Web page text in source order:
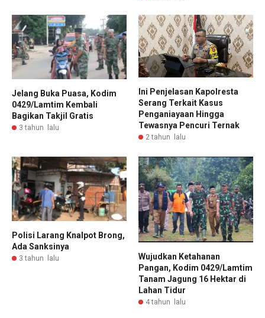
Jelang Buka Puasa, Kodim
0429/Lamtim Kembali
Bagikan Takjil Gratis
3 tahun lalu
Ini Penjelasan Kapolresta
Serang Terkait Kasus
Penganiayaan Hingga
Tewasnya Pencuri Ternak
2 tahun lalu
Polisi Larang Knalpot Brong,
Ada Sanksinya
3 tahun lalu
Wujudkan Ketahanan
Pangan, Kodim 0429/Lamtim
Tanam Jagung 16 Hektar di
Lahan Tidur
4 tahun lalu